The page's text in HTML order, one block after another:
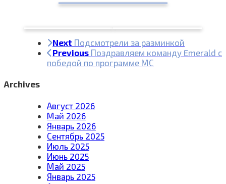
Next Подсмотрели за разминкой
Previous Поздравляем команду Emerald с
победой по программе МС
Archives
Август 2026
Май 2026
Январь 2026
Сентябрь 2025
Июль 2025
Июнь 2025
Май 2025
Январь 2025